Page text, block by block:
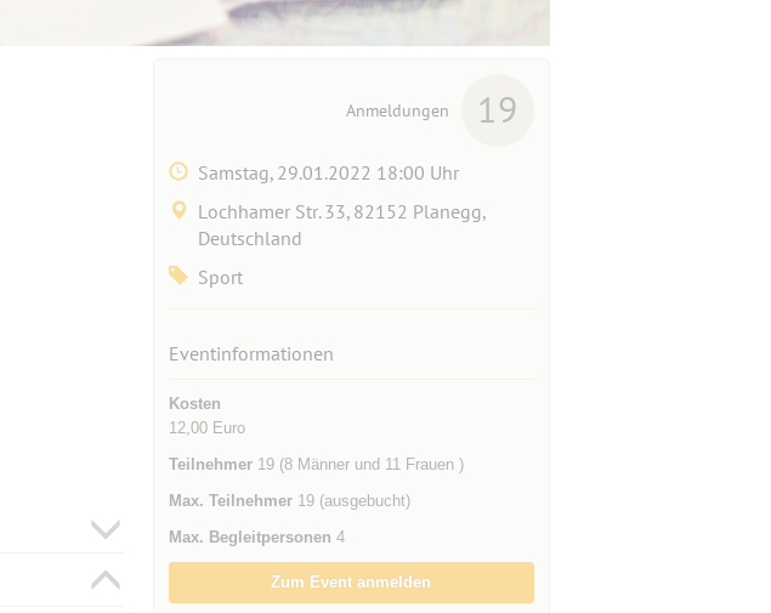
Anmeldungen 19
Samstag, 29.01.2022 18:00 Uhr
Lochhamer Str. 33, 82152 Planegg,
Deutschland
Sport
Eventinformationen
Kosten
12,00 Euro
Teilnehmer19 (8 Männer und 11 Frauen )
Max. Teilnehmer19 (ausgebucht)
Max. Begleitpersonen 4
Zum Event anmelden